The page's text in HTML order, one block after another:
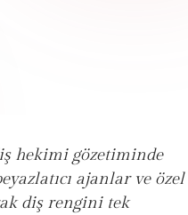
hekimi gözetiminde
ajanlar ve özel
diş rengini tek